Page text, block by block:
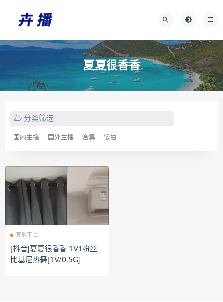
夏夏很香香
分类筛选
国内主播 国外主播 合集 饭拍
其他平台
[抖音]夏夏很香香 1V1粉丝
比基尼热舞[1V/0.5G]